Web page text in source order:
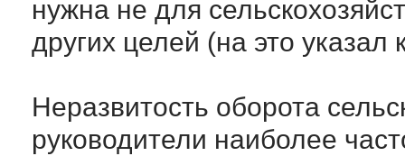
нужна не для
других целей (на это
Неразвитость оборота
руководители наиболее